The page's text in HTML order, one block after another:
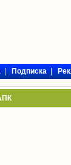
|Подписка|